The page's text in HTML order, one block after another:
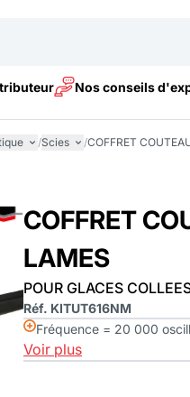
Nos conseils
/Scies /COFFRET
COFFRET
LAMES
POUR GLACES
Réf. KITUT616NM
Fréquence = 20 000
Voir plus